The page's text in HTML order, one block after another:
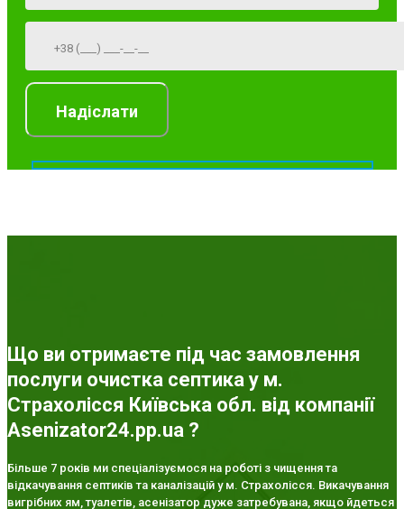
Що ви отримаєте під час замовлення
послуги очистка септика у м.
Страхолісся Київська обл. від компанії
Asenizator24.pp.ua ?
Більше 7 років ми спеціалізуємося на роботі з чищення та
відкачування септиків та каналізацій у м. Страхолісся. Викачування
вигрібних ям, туалетів, асенізатор дуже затребувана, якщо йдеться